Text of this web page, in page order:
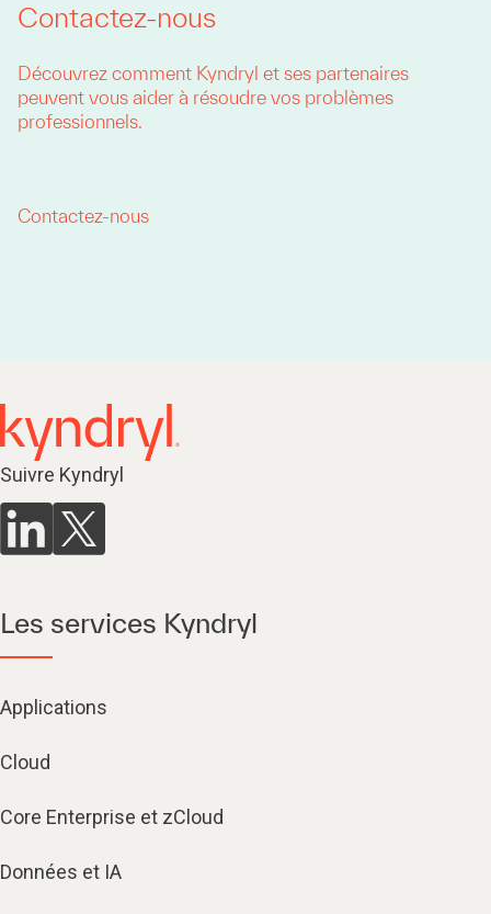
Contactez-nous
Découvrez comment Kyndryl et ses partenaires
peuvent vous aider à résoudre vos problèmes
professionnels.
Contactez-nous
Suivre Kyndryl
Les services Kyndryl
Applications
Cloud
Core Enterprise et zCloud
Données et IA